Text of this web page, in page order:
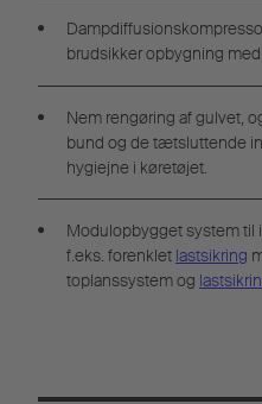
brudsikker opbygning
Nem rengøring af gulvet,
bund og de tætsluttende
hygiejne i køretøjet.
Modulopbygget system til
f.eks. forenklet lastsikring
toplanssystem og